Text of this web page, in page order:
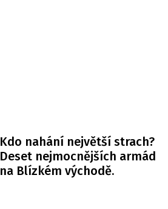
Kdo nahání největší strach?
Deset nejmocnějších armád
na Blízkém východě.